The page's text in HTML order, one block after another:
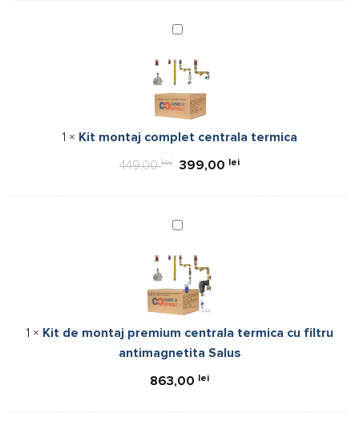
Kit
complet
centrala
termica
1 × Kit montaj complet centrala termica
449,00lei
Prețul
fost:
399,00 leiPrețul
Kit
montaj
premium
centrala
termica
cu
filtru
antimagnetita
1 × Kit de montaj premium centrala termica cu filtru
antimagnetita Salus
863,00 lei